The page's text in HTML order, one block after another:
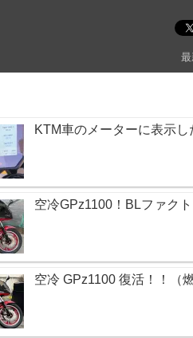
最
KTM車のメーターに表示し
空冷GPz1100！BLファク
空冷 GPz1100 復活！！（